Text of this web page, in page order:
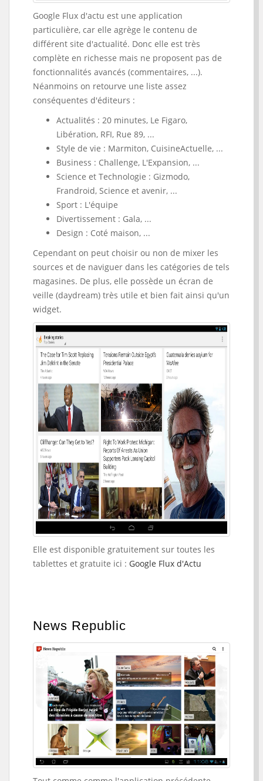
Google Flux d'actu est une application
particulière, car elle agrège le contenu de
différent site d'actualité. Donc elle est très
complète en richesse mais ne proposent pas de
fonctionnalités avancés (commentaires, ...).
Néanmoins on retourve une liste assez
conséquentes d'éditeurs :
Actualités : 20 minutes, Le Figaro,
Libération, RFI, Rue 89, ...
Style de vie : Marmiton, CuisineActuelle, ...
Business : Challenge, L'Expansion, ...
Science et Technologie : Gizmodo,
Frandroid, Science et avenir, ...
Sport : L'équipe
Divertissement : Gala, ...
Design : Coté maison, ...
Cependant on peut choisir ou non de mixer les
sources et de naviguer dans les catégories de tels
magasines. De plus, elle possède un écran de
veille (daydream) très utile et bien fait ainsi qu'un
widget.
Elle est disponible gratuitement sur toutes les
tablettes et gratuite ici : Google Flux d'Actu
News Republic